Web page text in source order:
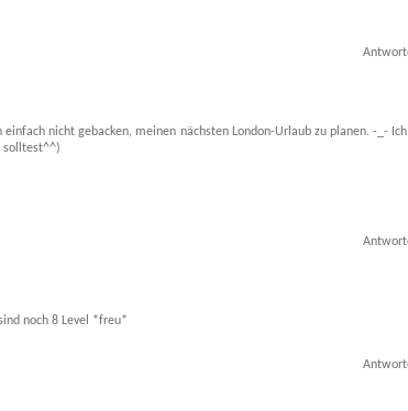
nicht gebacken, meinen nächsten London-Urlaub zu planen. -_- Ich
solltest^^)
noch 8 Level *freu*